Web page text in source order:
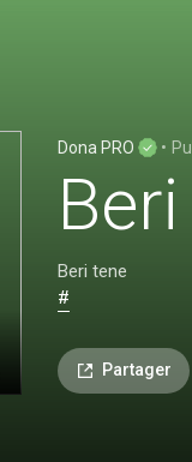
Dona PRO •
Beri tene
#
Partager